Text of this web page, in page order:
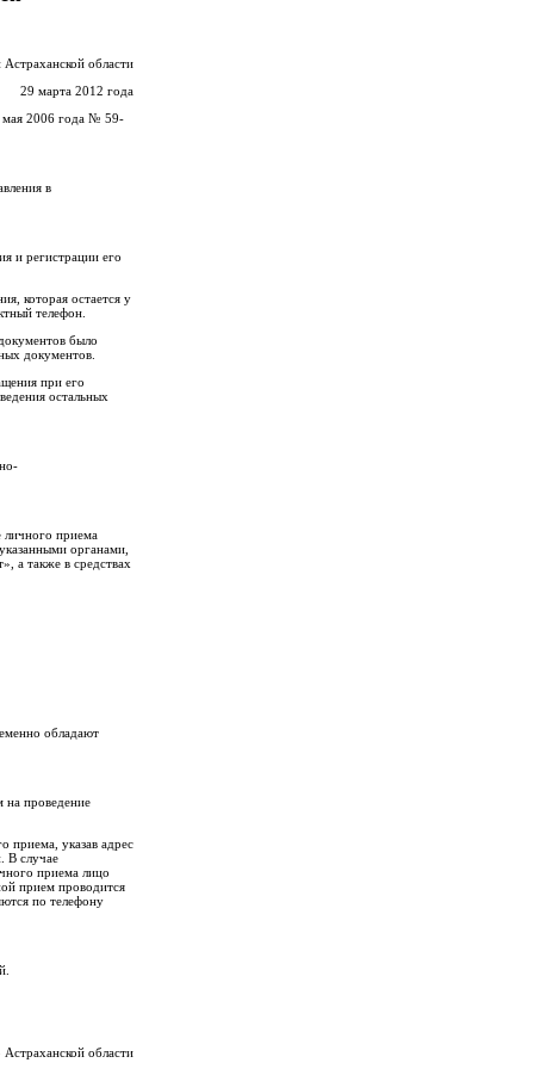
области
29 марта 2012 года
мая 2006 года № 59-
в
и регистрации его
которая остается у
телефон.
было
документов.
при его
остальных
личного приема
органами,
а также в средствах
обладают
на проведение
приема, указав адрес
В случае
приема лицо
прием проводится
по телефону
области